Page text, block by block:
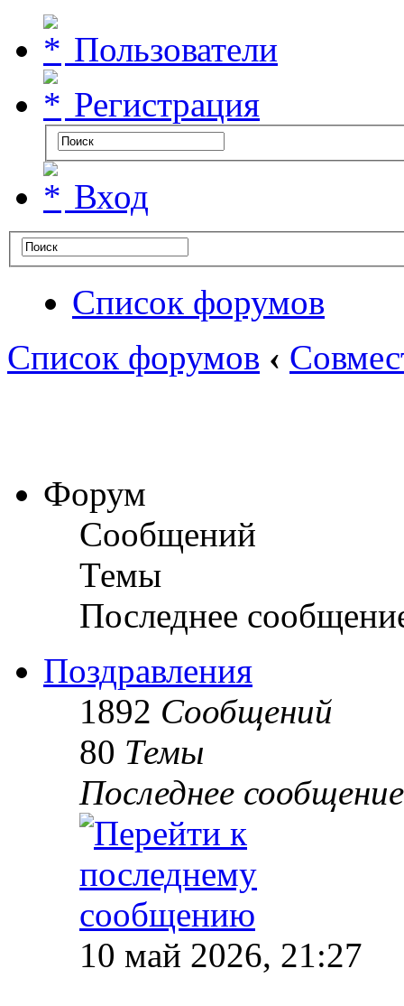
Пользователи
Регистрация
Вход
Список форумов
Список форумов ‹
Форум
Сообщений
Темы
Последнее
Поздравления
1892 Сообщений
80 Темы
Последнее сообщение
10 май 2026, 21:27